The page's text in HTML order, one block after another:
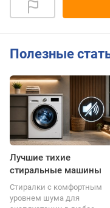
Полезные
Лучшие тихие
стиральные машины
Стиралки с комфортным
уровнем шума для